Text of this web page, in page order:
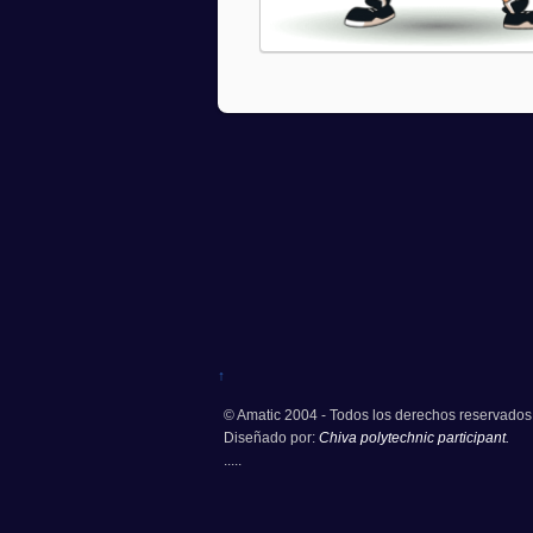
↑
© Amatic 2004 - Todos los derechos
Diseñado por: Chiva polytechnic participant.